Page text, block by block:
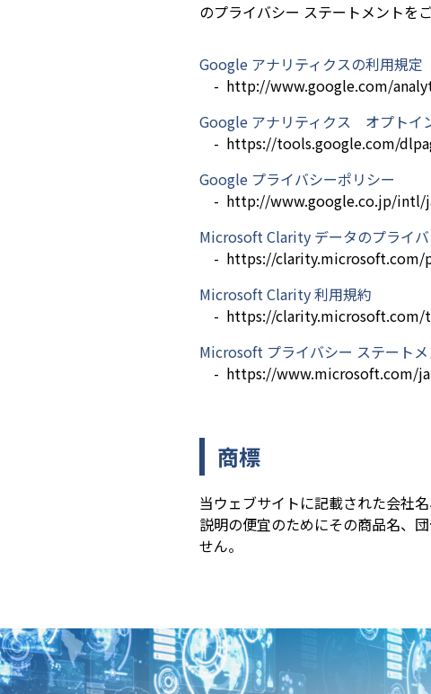
のプライバシー ステートメントを
Google アナリティクスの利用規定
http://www.google.com/
Google アナリティクス オプトイ
https://tools.google.com/
Google プライバシーポリシー
http://www.google.co.jp/intl/
Microsoft Clarity データのプライ
https://clarity.microsoft.com/
Microsoft Clarity 利用規約
https://clarity.microsoft.com/
Microsoft プライバシー ステートメ
https://www.microsoft.com/
商標
当ウェブサイトに記載された会社
説明の便宜のためにその商品名、
せん。